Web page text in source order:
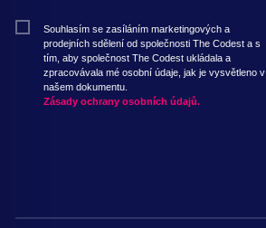
Souhlasím se zasíláním marketingových a
prodejních sdělení od společnosti The Codest a s
tím, aby společnost The Codest ukládala a
zpracovávala mé osobní údaje, jak je vysvětleno v
našem dokumentu.
Zásady ochrany osobních údajů.